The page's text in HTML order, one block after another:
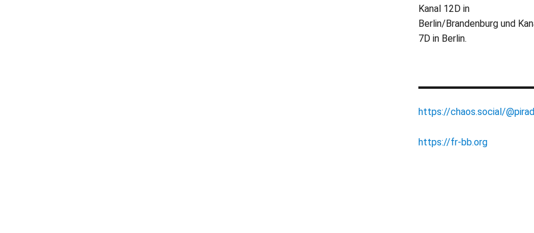
Kanal 12D in
Berlin/Brandenburg und
7D in Berlin.
https://chaos.social/
https://fr-bb.org